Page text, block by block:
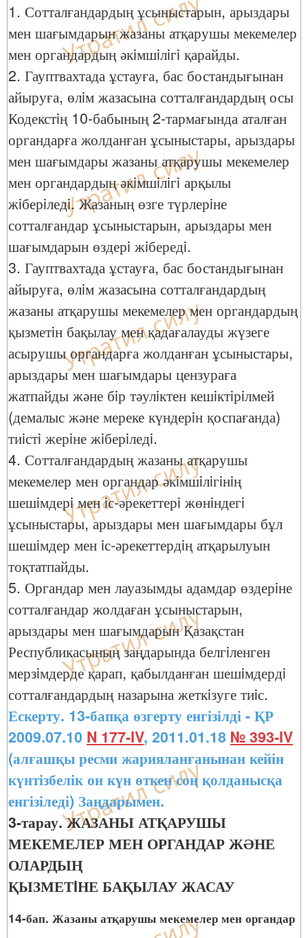
1. Сотталғандардың ұсыныстарын, арыздары
мен шағымдарын жазаны атқарушы мекемелер
мен органдардың әкiмшiлiгi қарайды.
2. Гауптвахтада ұстауға, бас бостандығынан
айыруға, өлiм жазасына сотталғандардың осы
Кодекстiң 10-бабының 2-тармағында аталған
органдарға жолданған ұсыныстары, арыздары
мен шағымдары жазаны атқарушы мекемелер
мен органдардың әкiмшiлiгi арқылы
жiберiледi. Жазаның өзге түрлерiне
сотталғандар ұсыныстарын, арыздары мен
шағымдарын өздерi жiбередi.
3. Гауптвахтада ұстауға, бас бостандығынан
айыруға, өлiм жазасына сотталғандардың
жазаны атқарушы мекемелер мен органдардың
қызметiн бақылау мен қадағалауды жүзеге
асырушы органдарға жолданған ұсыныстары,
арыздары мен шағымдары цензураға
жатпайды және бiр тәулiктен кешiктiрiлмей
(демалыс және мереке күндерiн қоспағанда)
тиiстi жерiне жiберiледi.
4. Сотталғандардың жазаны атқарушы
мекемелер мен органдар әкiмшiлiгiнiң
шешiмдерi мен iс-әрекеттерi жөнiндегi
ұсыныстары, арыздары мен шағымдары бұл
шешiмдер мен iс-әрекеттердiң атқарылуын
тоқтатпайды.
5. Органдар мен лауазымды адамдар өздерiне
сотталғандар жолдаған ұсыныстарын,
арыздары мен шағымдарын Қазақстан
Республикасының заңдарында белгiленген
мерзiмдерде қарап, қабылданған шешiмдердi
сотталғандардың назарына жеткiзуге тиiс.
Ескерту. 13-бапқа өзгерту енгізілді - ҚР
2009.07.10 N 177-IV, 2011.01.18 № 393-IV
(алғашқы ресми жарияланғанынан кейін
күнтізбелік он күн өткен соң қолданысқа
енгізіледі) Заңдарымен.
3-тарау. ЖАЗАНЫ АТҚАРУШЫ
МЕКЕМЕЛЕР МЕН ОРГАНДАР ЖӘНЕ
ОЛАРДЫҢ
ҚЫЗМЕТIНЕ БАҚЫЛАУ ЖАСАУ
14-бап. Жазаны атқарушы мекемелер мен органдар